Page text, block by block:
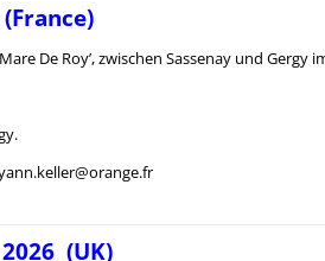
(France)
De Roy’, zwischen Sassenay und Gergy
(UK)